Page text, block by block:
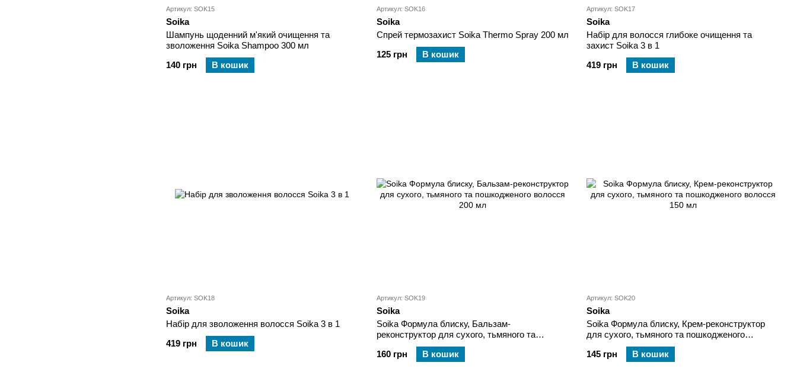
Артикул: SOK15
Soika
Шампунь щоденний м'який очищення та
зволоження Soika Shampoo 300 мл
140 грн
В кошик
Артикул: SOK16
Soika
Спрей термозахист Soika Thermo Spray 200 мл
125 грн
В кошик
Артикул: SOK17
Soika
Набір для волосся глибоке очищення та
захист Soika 3 в 1
419 грн
В кошик
Артикул: SOK18
Soika
Набір для зволоження волосся Soika 3 в 1
419 грн
В кошик
Артикул: SOK19
Soika
Soika Формула блиску, Бальзам-
реконструктор для сухого, тьмяного та
пошкодженого волосся 200 мл
160 грн
В кошик
Артикул: SOK20
Soika
Soika Формула блиску, Крем-реконструктор
для сухого, тьмяного та пошкодженого
волосся 150 мл
145 грн
В кошик